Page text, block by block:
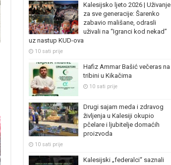
Kalesijsko ljeto 2026 | Uživanje
za sve generacije: Šarenko
zabavio mališane, odrasli
uživali na “Igranci kod nekad”
uz nastup KUD-ova
10 sati prije
Hafiz Ammar Bašić večeras na
tribini u Kikačima
10 sati prije
Drugi sajam meda i zdravog
življenja u Kalesiji okupio
pčelare i ljubitelje domaćih
proizvoda
10 sati prije
Kalesijski „federalci“ saznali